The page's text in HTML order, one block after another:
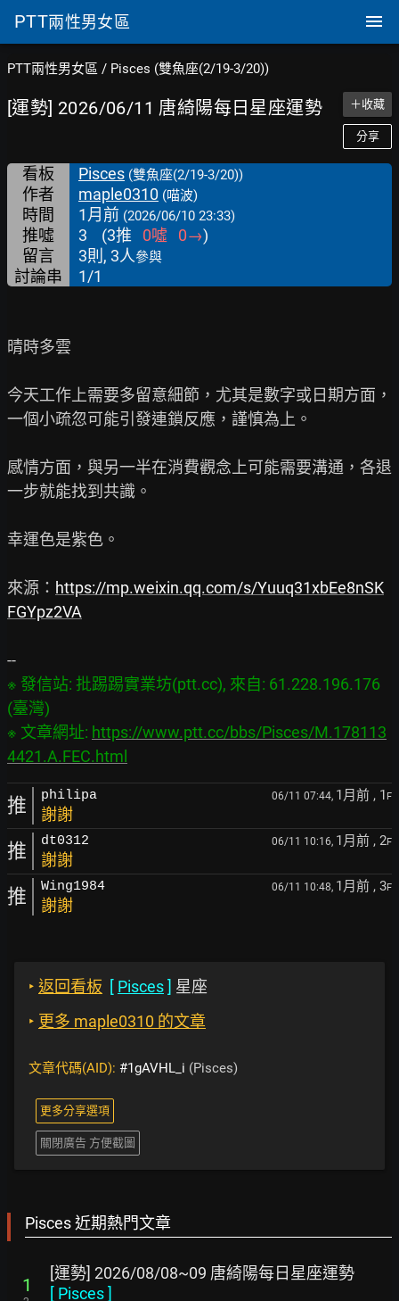
PTT兩性男女區
PTT兩性男女區 / Pisces (雙魚座(2/19-3/20))
[運勢] 2026/06/11 唐綺陽每日星座運勢 ＋收藏
分享
看板 Pisces (雙魚座(2/19-3/20))
作者 maple0310 (喵波)
時間 1月前 (2026/06/10 23:33)
推噓 3 (3推 0噓 0→)
留言
3則, 3人參與
討論串 1/1
晴時多雲
今天工作上需要多留意細節，尤其是數字或日期方面，
一個小疏忽可能引發連鎖反應，謹慎為上。
感情方面，與另一半在消費觀念上可能需要溝通，各退
一步就能找到共識。
幸運色是紫色。
來源： https://mp.weixin.qq.com/s/Yuuq31xbEe8nSK
FGYpz2VA
※ 發信站: 批踢踢實業坊(ptt.cc), 來自: 61.228.196.176
(臺灣)
※ 文章網址: https://www.ptt.cc/bbs/Pisces/M.178113
4421.A.FEC.html
推 philipa 06/11 07:44, 1月前 , 1 F
謝謝
推 dt0312 06/11 10:16, 1月前 , 2F
謝謝
推 Wing1984 06/11 10:48, 1月前 , 3F
謝謝
‣ 返回看板 [ Pisces] 星座
‣ 更多 maple0310 的文章
文章代碼(AID): #1gAVHL_i (Pisces)
更多分享選項
關閉廣告 方便截圖
Pisces 近期熱門文章
1
[運勢] 2026/08/08~09 唐綺陽每日星座運勢
[ Pisces]